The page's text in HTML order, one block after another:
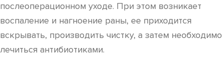
послеоперационном уходе. При этом возникает
воспаление и нагноение раны, ее приходится
вскрывать, производить чистку, а затем необходимо
лечиться антибиотиками.